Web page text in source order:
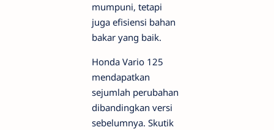
mumpuni, tetapi
juga efisiensi bahan
bakar yang baik.
Honda Vario 125
mendapatkan
sejumlah perubahan
dibandingkan versi
sebelumnya. Skutik